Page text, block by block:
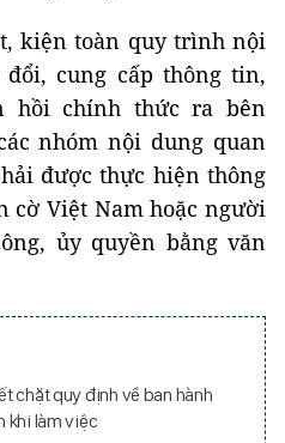
kiện toàn quy trình nội
cung cấp thông tin,
hồi chính thức ra bên
nhóm nội dung quan
được thực hiện thông
cờ Việt Nam hoặc người
ủy quyền bằng văn
chặt quy định về ban hành
khi làm việc